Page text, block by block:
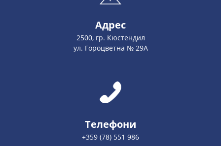
Адрес
2500, гр. Кюстендил
ул. Гороцветна № 29А
Телефони
+359 (78) 551 986